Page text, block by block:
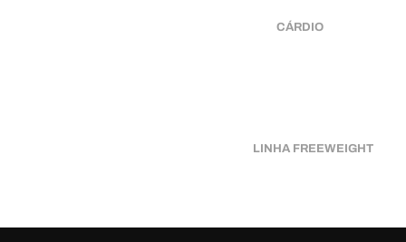
CÁRDIO
LINHA FREEWEIGHT